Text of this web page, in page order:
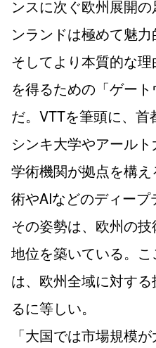
ンスに次ぐ欧州展開
ンランドは極めて魅力
そしてより本質的な
を得るための「ゲー
だ。VTTを筆頭に、
シンキ大学やアール
学術機関が拠点を構
術やAIなどのディー
その姿勢は、欧州の
地位を築いている。
は、欧州全域に対す
るに等しい。
「大国では市場規模